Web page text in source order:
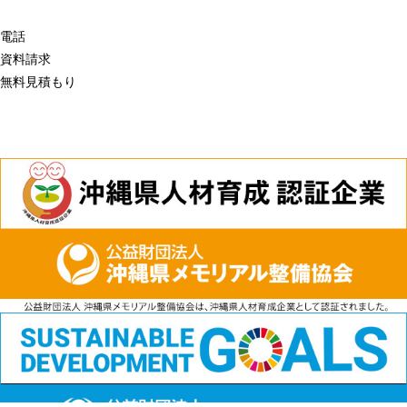
電話
資料請求
無料見積もり